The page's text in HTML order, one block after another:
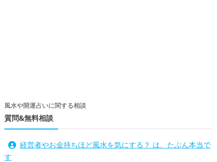
風水や開運占いに関する相談
質問&無料相談
経営者やお金持ちほど風水を気にする？ は、たぶん本当で
す